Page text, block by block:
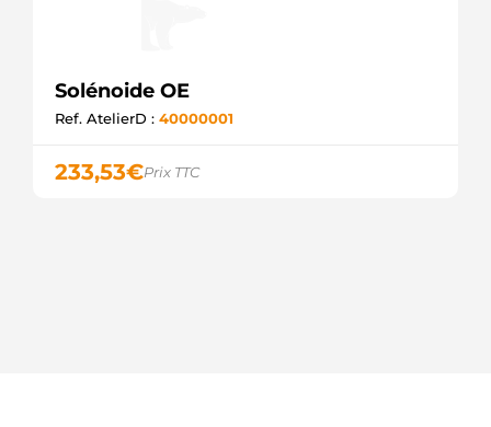
Solénoide OE
Ref. AtelierD : 40000001
233,53€Prix TTC